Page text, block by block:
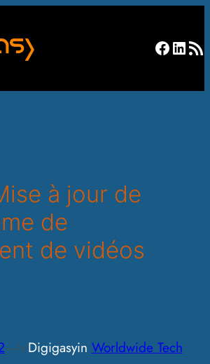
RSS
à jour de
de
de vidéos
— byDigigasyin Worldwide Tech